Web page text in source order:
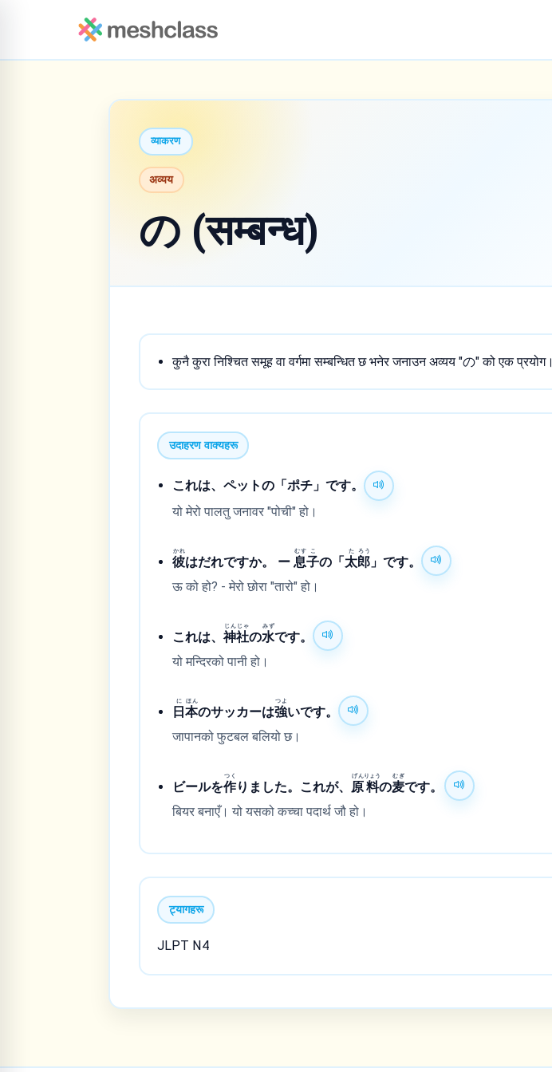
व्याकरण
अव्यय
の (सम्बन्ध)
कुनै कुरा निश्चित समूह वा वर्गमा सम्बन्धित छ भनेर जनाउन अव्यय "の" को एक प्रयोग।
उदाहरण वाक्यहरू
これは、ペットの「ポチ」です。
यो मेरो पालतु जनावर "पोची" हो।
彼
かれ
はだれですか。 ー息
むす
子
こ
の「太
た
郎
ろう
」です。
ऊ को हो? - मेरो छोरा "तारो" हो।
これは、神
じん
社
じゃ
の水
みず
です。
यो मन्दिरको पानी हो।
日
に
本
ほん
のサッカーは強
つよ
いです。
जापानको फुटबल बलियो छ।
ビールを作
つく
りました。これが、 原
げん
料
りょう
の麦
むぎ
です。
बियर बनाएँ। यो यसको कच्चा पदार्थ जौ हो।
ट्यागहरू
JLPT N4